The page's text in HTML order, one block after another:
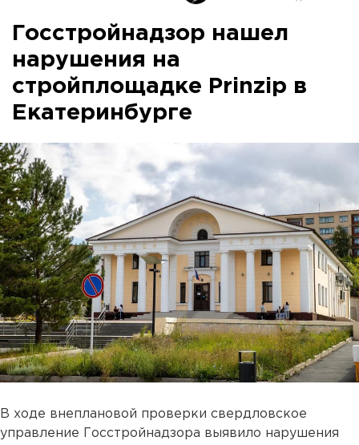
Госстройнадзор нашел
нарушения на
стройплощадке Prinzip в
Екатеринбурге
В ходе внеплановой проверки свердловское
управление Госстройнадзора выявило нарушения